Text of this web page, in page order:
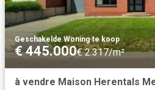
Geschakelde Woning·te koop
€ 445.000€ 2.317/m²
à vendre Maison Herentals